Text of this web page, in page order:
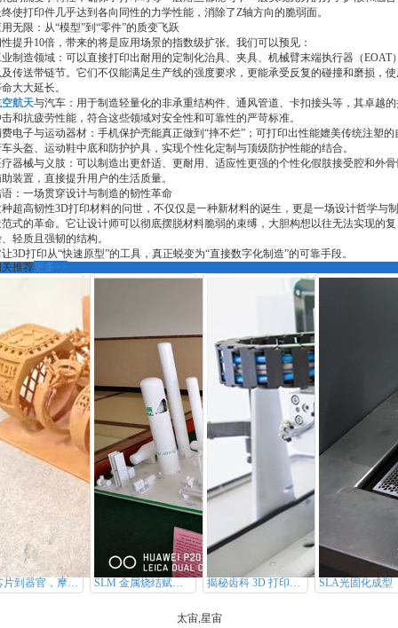
使打印件几乎达到各向同性的力学性能，消除了Z轴方向的脆弱面。
无限：从“模型”到“零件”的质变飞跃
提升10倍，带来的将是应用场景的指数级扩张。我们可以预见：
制造领域：可以直接打印出耐用的定制化治具、夹具、机械臂末端执行器（EOAT
传送带链节。它们不仅能满足生产线的强度要求，更能承受反复的碰撞和磨损，使
大大延长。
航天与汽车：用于制造轻量化的非承重结构件、通风管道、卡扣接头等，其卓越的
和抗疲劳性能，符合这些领域对安全性和可靠性的严苛标准。
电子与运动器材：手机保护壳能真正做到“摔不烂”；可打印出性能媲美传统注塑的
头盔、运动鞋中底和防护护具，实现个性化定制与顶级防护性能的结合。
器械与义肢：可以制造出更舒适、更耐用、适应性更强的个性化假肢接受腔和外骨
装置，直接提升用户的生活质量。
：一场贯穿设计与制造的韧性革命
超高韧性3D打印材料的问世，不仅仅是一种新材料的诞生，更是一场设计哲学与制
式的革命。它让设计师可以彻底摆脱材料脆弱的束缚，大胆构想以往无法实现的复
轻质且强韧的结构。
3D打印从“快速原型”的工具，真正蜕变为“直接数字化制造”的可靠手段。
推荐更多>>
从芯片到器官，摩方微纳 3D 打印凭什么征服全行业？ SLA光固化成型
太宙,星宙